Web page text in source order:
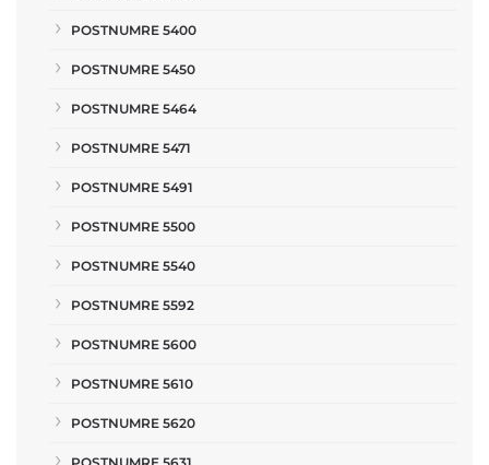
POSTNUMRE 5400
POSTNUMRE 5450
POSTNUMRE 5464
POSTNUMRE 5471
POSTNUMRE 5491
POSTNUMRE 5500
POSTNUMRE 5540
POSTNUMRE 5592
POSTNUMRE 5600
POSTNUMRE 5610
POSTNUMRE 5620